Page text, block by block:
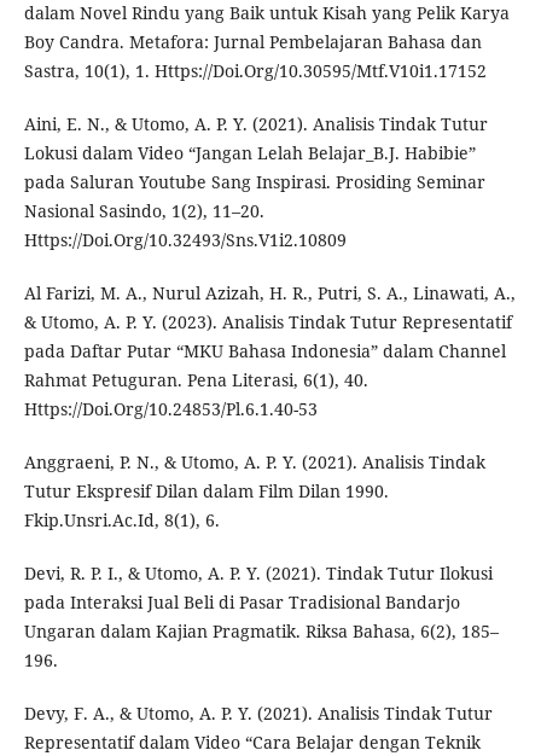
dalam Novel Rindu yang Baik untuk Kisah yang Pelik Karya
Boy Candra. Metafora: Jurnal Pembelajaran Bahasa dan
Sastra, 10(1), 1. Https://Doi.Org/10.30595/Mtf.V10i1.17152
Aini, E. N., & Utomo, A. P. Y. (2021). Analisis Tindak Tutur
Lokusi dalam Video “Jangan Lelah Belajar_B.J. Habibie”
pada Saluran Youtube Sang Inspirasi. Prosiding Seminar
Nasional Sasindo, 1(2), 11–20.
Https://Doi.Org/10.32493/Sns.V1i2.10809
Al Farizi, M. A., Nurul Azizah, H. R., Putri, S. A., Linawati, A.,
& Utomo, A. P. Y. (2023). Analisis Tindak Tutur Representatif
pada Daftar Putar “MKU Bahasa Indonesia” dalam Channel
Rahmat Petuguran. Pena Literasi, 6(1), 40.
Https://Doi.Org/10.24853/Pl.6.1.40-53
Anggraeni, P. N., & Utomo, A. P. Y. (2021). Analisis Tindak
Tutur Ekspresif Dilan dalam Film Dilan 1990.
Fkip.Unsri.Ac.Id, 8(1), 6.
Devi, R. P. I., & Utomo, A. P. Y. (2021). Tindak Tutur Ilokusi
pada Interaksi Jual Beli di Pasar Tradisional Bandarjo
Ungaran dalam Kajian Pragmatik. Riksa Bahasa, 6(2), 185–
196.
Devy, F. A., & Utomo, A. P. Y. (2021). Analisis Tindak Tutur
Representatif dalam Video “Cara Belajar dengan Teknik